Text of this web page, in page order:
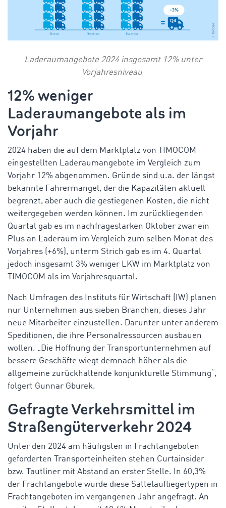
Laderaumangebote 2024 insgesamt 12% unter
Vorjahresniveau
12% weniger
Laderaumangebote als im
Vorjahr
2024 haben die auf dem Marktplatz von TIMOCOM
eingestellten Laderaumangebote im Vergleich zum
Vorjahr 12% abgenommen. Gründe sind u.a. der längst
bekannte Fahrermangel, der die Kapazitäten aktuell
begrenzt, aber auch die gestiegenen Kosten, die nicht
weitergegeben werden können. Im zurückliegenden
Quartal gab es im nachfragestarken Oktober zwar ein
Plus an Laderaum im Vergleich zum selben Monat des
Vorjahres (+6%), unterm Strich gab es im 4. Quartal
jedoch insgesamt 3% weniger LKW im Marktplatz von
TIMOCOM als im Vorjahresquartal.
Nach Umfragen des Instituts für Wirtschaft (IW) planen
nur Unternehmen aus sieben Branchen, dieses Jahr
neue Mitarbeiter einzustellen. Darunter unter anderem
Speditionen, die ihre Personalressourcen ausbauen
wollen. „Die Hoffnung der Transportunternehmen auf
bessere Geschäfte wiegt demnach höher als die
allgemeine zurückhaltende konjunkturelle Stimmung“,
folgert Gunnar Gburek.
Gefragte Verkehrsmittel im
Straßengüterverkehr 2024
Unter den 2024 am häufigsten in Frachtangeboten
geforderten Transporteinheiten stehen Curtainsider
bzw. Tautliner mit Abstand an erster Stelle. In 60,3%
der Frachtangebote wurde diese Sattelaufliegertypen in
Frachtangeboten im vergangenen Jahr angefragt. An